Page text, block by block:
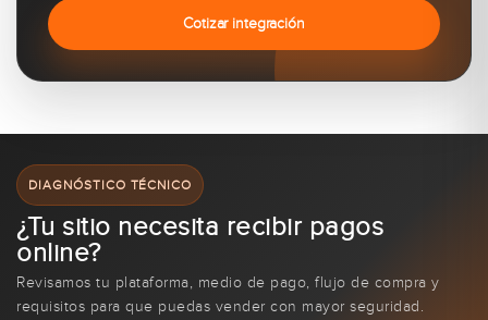
Cotizar integración
DIAGNÓSTICO TÉCNICO
¿Tu sitio necesita recibir pagos
online?
Revisamos tu plataforma, medio de pago, flujo de compra y
requisitos para que puedas vender con mayor seguridad.